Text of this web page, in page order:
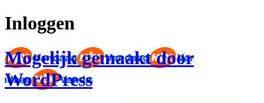
Inloggen
Mogelijk gemaakt door
WordPress